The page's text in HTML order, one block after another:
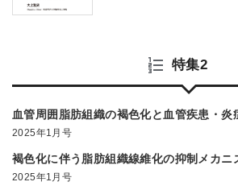
特集2
血管周囲脂肪組織の褐色化と血管疾患・炎
2025年1月号
褐色化に伴う脂肪組織線維化の抑制メカニ
2025年1月号